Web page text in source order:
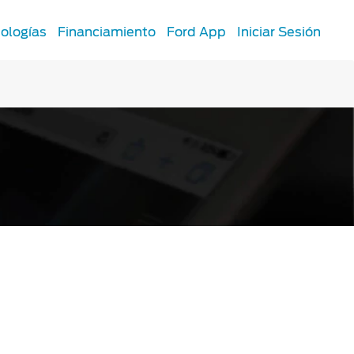
SYNC
Financiamiento Ford App Iniciar Sesión